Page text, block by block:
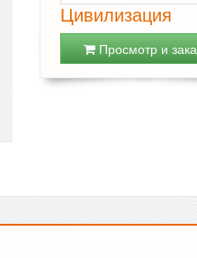
Цивилизация
Просмотр и